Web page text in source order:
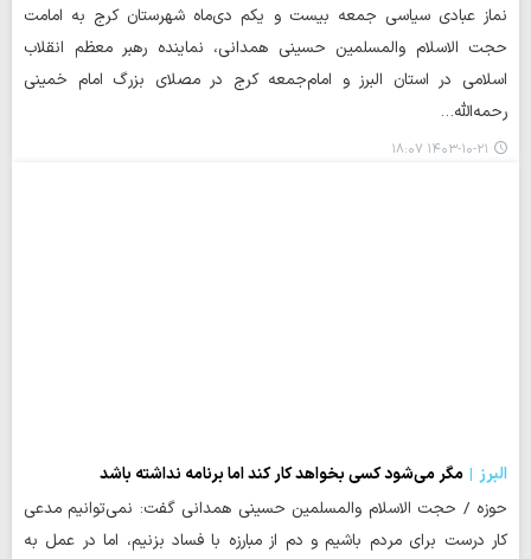
نماز عبادی سیاسی جمعه بیست و یکم دی‌ماه شهرستان کرج به امامت
حجت الاسلام والمسلمین حسینی همدانی، نماینده رهبر معظم انقلاب
اسلامی در استان البرز و امام‌جمعه کرج در مصلای بزرگ امام خمینی
رحمه‌الله…
۱۴۰۳-۱۰-۲۱ ۱۸:۰۷
البرز
مگر می‌شود کسی بخواهد کار کند اما برنامه نداشته باشد
حوزه / حجت الاسلام والمسلمین حسینی همدانی گفت: نمی‌توانیم مدعی
کار درست برای مردم باشیم و دم از مبارزه با فساد بزنیم، اما در عمل به